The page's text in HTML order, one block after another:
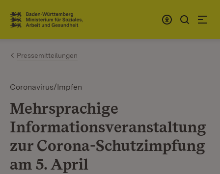
Zum Inhalt springen
Link zur Startseite
Pressemitteilungen
Coronavirus/Impfen
Mehrsprachige
Informationsveranstaltung
zur Corona-Schutzimpfung
am 5. April